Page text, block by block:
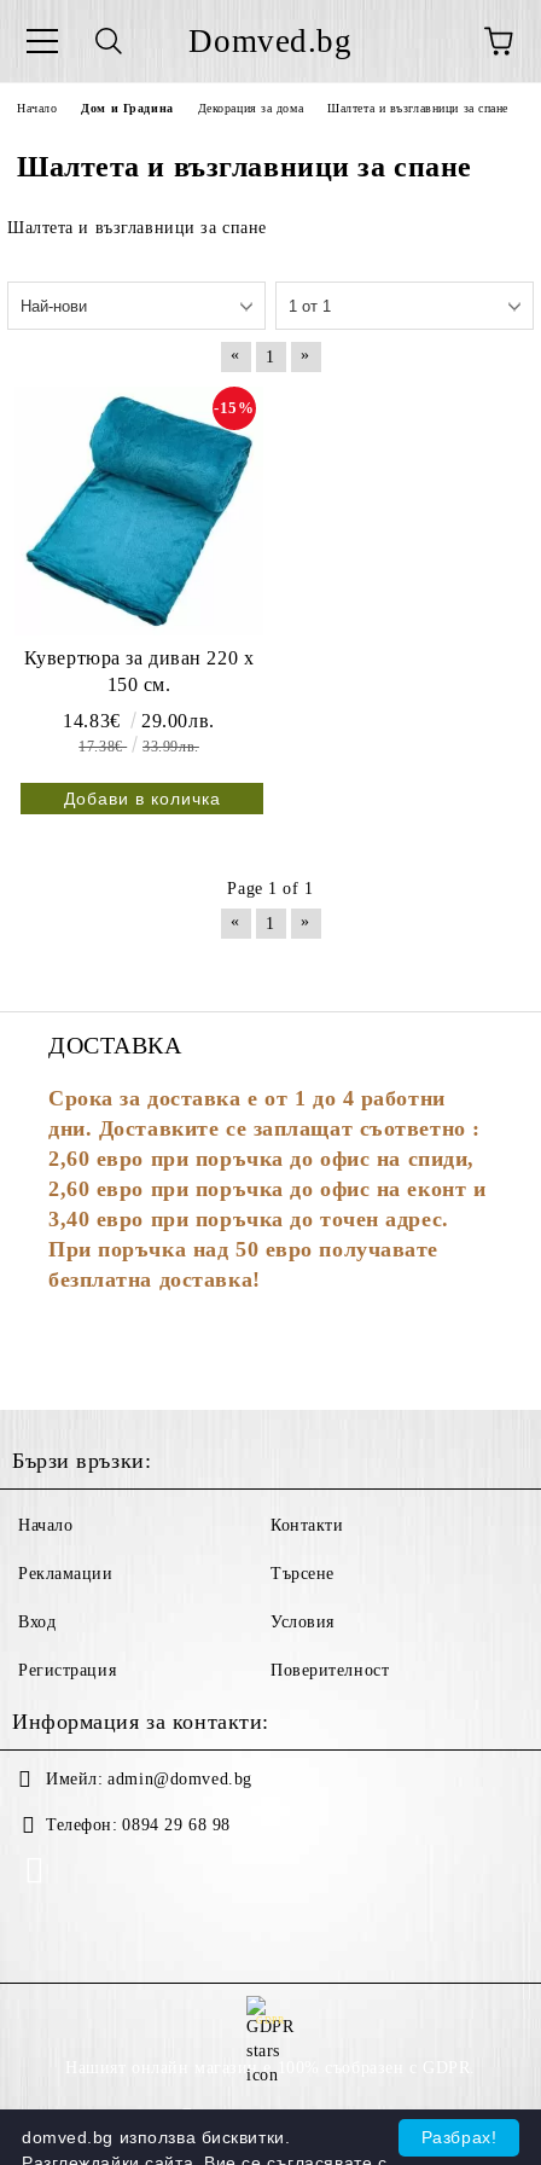
Domved.bg
Начало Дом и Градина Декорация за дома Шалтета и възглавници за спане
Шалтета и възглавници за спане
Шалтета и възглавници за спане
« 1 »
Кувертюра за диван 220 x
150 см.
-15%
14.83€ 29.00лв.
17.38€ 33.99лв.
Page 1 of 1
«
1 »
ДОСТАВКА
Срока за доставка е от 1 до 4 работни
дни. Доставките се заплащат съответно :
2,60 евро при поръчка до офис на спиди,
2,60 евро при поръчка до офис на еконт и
3,40 евро при поръчка до точен адрес.
При поръчка над 50 евро получавате
безплатна доставка!
Бързи връзки:
Начало
Рекламации
Вход
Регистрация
Контакти
Търсене
Условия
Поверителност
Информация за контакти:
Имейл: admin@domved.bg
Телефон: 0894 29 68 98
GDPR
Нашият онлайн магазин е 100% съобразен с GDPR.
Разбрах!
domved.bg използва бисквитки.